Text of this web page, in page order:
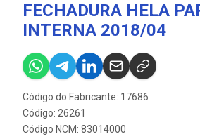
FECHADURA HELA
INTERNA 2018/04
Código do Fabricante: 17686
Código: 26261
Código NCM: 83014000